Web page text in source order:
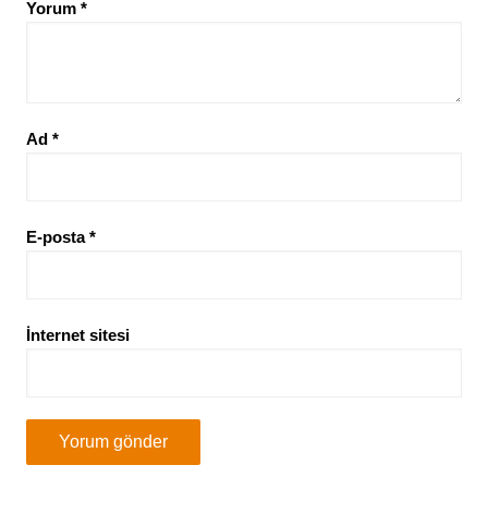
Yorum *
Ad *
E-posta*
İnternet sitesi